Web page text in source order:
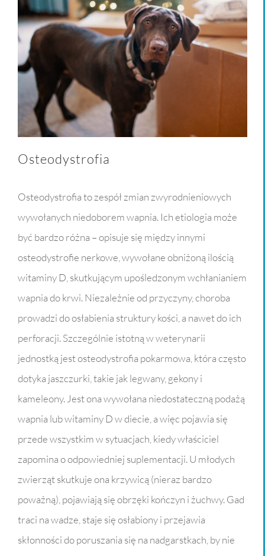
Osteodystrofia
Osteodystrofia to zespół zmian zwyrodnieniowych
wywołanych niedoborem wapnia. Ich etiologia może
być bardzo różna – opisuje się między innymi
osteodystrofie nerkowe, wywołane obniżoną ilością
witaminy D, skutkującym upośledzonym wchłanianiem
wapnia do krwi. Niezależnie od przyczyny, choroba
prowadzi do osłabienia struktury kości, a nawet do ich
perforacji. Szczególnie istotną w weterynarii
jednostką jest osteodystrofia pokarmowa, która często
dotyka jaszczurki, takie jak legwany, gekony i
kameleony. Jest ona wywołana niedostateczną podażą
wapnia lub witaminy D w diecie, a więc pojawia się
przede wszystkim w sytuacjach, kiedy właściciel
zapomina o odpowiedniej suplementacji. U młodych
zwierząt skutkuje ona krzywicą (nieraz bardzo
poważną), pojawiają się obrzęki kończyn i żuchwy. Gad
traci na wadze, staje się osłabiony i przejawia
skłonności do poruszania się na nadgarstkach, by nie